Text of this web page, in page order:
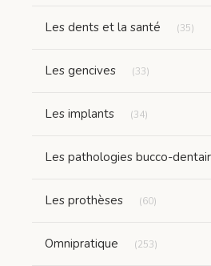
Les dents et la santé (35)
Les gencives (33)
Les implants (34)
Les pathologies bucco-
Les prothèses (60)
Omnipratique (253)